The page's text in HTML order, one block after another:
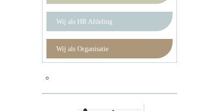
Wij als HR Afdeling
Wij als Organisatie